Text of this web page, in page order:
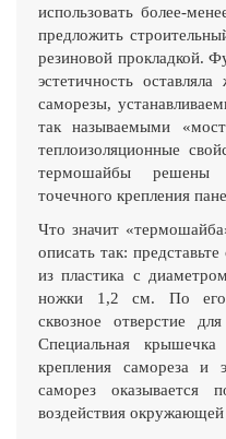
использовать более-
предложить
резиновой прокладкой.
эстетичность
саморезы,
так называемыми
теплоизоляционные
термошайбы решены
точечного крепления
Что значит
описать так:
из пластика с
ножки 1,2 см. По его
сквозное отверстие
Специальная крышечка
крепления самореза и
саморез оказывается
воздействия